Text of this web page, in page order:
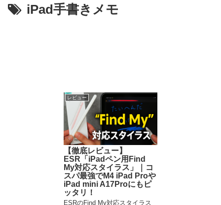
iPad手書きメモ
レビュー
【徹底レビュー】
ESR「iPadペン用Find
My対応スタイラス」｜コ
スパ最強でM4 iPad Proや
iPad mini A17Proにもピ
ッタリ！
ESRのFind My対応スタイラス